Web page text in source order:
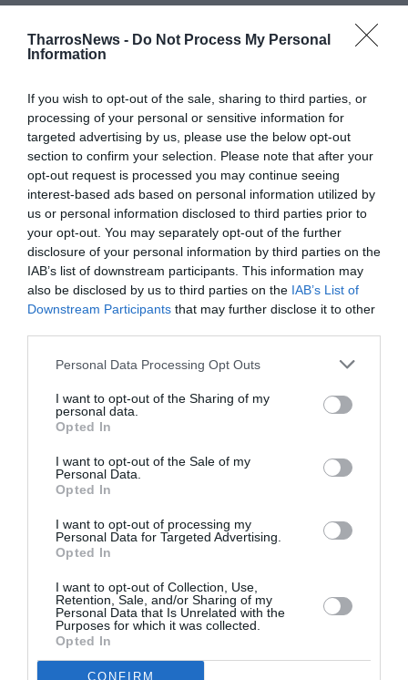
TharrosNews - Do Not Process My Personal
Information
If you wish to opt-out of the sale, sharing to third parties, or
processing of your personal or sensitive information for
targeted advertising by us, please use the below opt-out
section to confirm your selection. Please note that after your
opt-out request is processed you may continue seeing
interest-based ads based on personal information utilized by
us or personal information disclosed to third parties prior to
your opt-out. You may separately opt-out of the further
disclosure of your personal information by third parties on the
IAB’s list of downstream participants. This information may
also be disclosed by us to third parties on the IAB’s List of
Downstream Participants that may further disclose it to other
Personal Data Processing Opt Outs
I want to opt-out of the Sharing of my
personal data.
Opted In
I want to opt-out of the Sale of my
Personal Data.
Opted In
I want to opt-out of processing my
Personal Data for Targeted Advertising.
Opted In
I want to opt-out of Collection, Use,
Retention, Sale, and/or Sharing of my
Personal Data that Is Unrelated with the
Purposes for which it was collected.
Opted In
CONFIRM
ποδοσφαίρου και οι διαιτητές που σφυρίζουν τα
παιχνίδια.Α΄ ΤΟΠΙΚΗEνδιαφέροντα ματς και σε...
Πέρασε από τη Βουλή το νομοσχέδιο
για τις αλλαγές – αναδιάρθρωση
των εθνικών κατηγοριών
18/01/2013 17:27
Εντελώς διαφορετική θα είναι η διεξαγωγή των
πρωταθλημάτων Β΄ και Γ΄ Εθνικής από την
επόμενη σεζόν μετά την...
Μόνο χαμόγελα άφησε πίσω του το
2012 για το Blueline
18/01/2013 12:41
Το 2012 έφυγε αφήνοντας μόνο χαμόγελα στα
μέλη και τους φίλους τηςΚαλαματιανής ομάδας
Blueline του Αίολου Καλαμάτας, που...
στον Πασά
Τα χαμόγελα του τεχνικού τιμ, κυρίως, αλλά των
δύο μελών της διοίκησης που βρέθηκαν στην
Κρήτη, ίσως και...